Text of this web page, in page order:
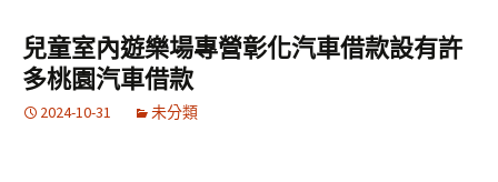
兒童室內遊樂場專營彰化汽車借款設有許
多桃園汽車借款
2024-10-31 未分類